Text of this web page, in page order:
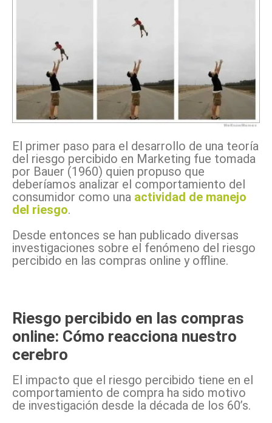
El primer paso para el desarrollo de una teoría
del riesgo percibido en Marketing fue tomada
por Bauer (1960) quien propuso que
deberíamos analizar el comportamiento del
consumidor como una actividad de manejo
del riesgo.
Desde entonces se han publicado diversas
investigaciones sobre el fenómeno del riesgo
percibido en las compras online y offline.
Riesgo percibido en las compras
online: Cómo reacciona nuestro
cerebro
El impacto que el riesgo percibido tiene en el
comportamiento de compra ha sido motivo
de investigación desde la década de los 60’s.